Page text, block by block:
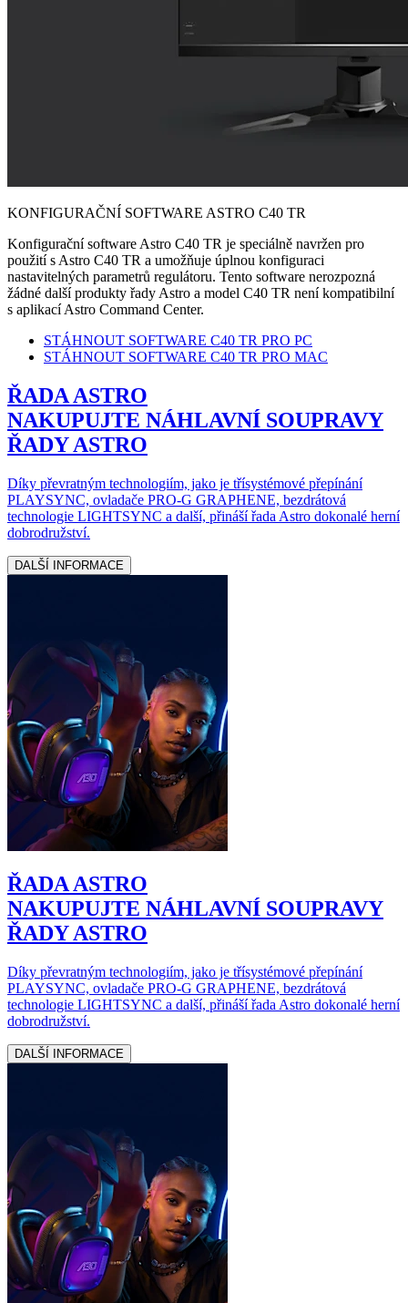
KONFIGURAČNÍ SOFTWARE ASTRO C40 TR
Konfigurační software Astro C40 TR je speciálně navržen pro
použití s Astro C40 TR a umožňuje úplnou konfiguraci
nastavitelných parametrů regulátoru. Tento software nerozpozná
žádné další produkty řady Astro a model C40 TR není kompatibilní
s aplikací Astro Command Center.
STÁHNOUT SOFTWARE C40 TR PRO PC
STÁHNOUT SOFTWARE C40 TR PRO MAC
ŘADA ASTRO
NAKUPUJTE NÁHLAVNÍ SOUPRAVY
ŘADY ASTRO
Díky převratným technologiím, jako je třísystémové přepínání
PLAYSYNC, ovladače PRO-G GRAPHENE, bezdrátová
technologie LIGHTSYNC a další, přináší řada Astro dokonalé herní
dobrodružství.
DALŠÍ INFORMACE
ŘADA ASTRO
NAKUPUJTE NÁHLAVNÍ SOUPRAVY
ŘADY ASTRO
Díky převratným technologiím, jako je třísystémové přepínání
PLAYSYNC, ovladače PRO-G GRAPHENE, bezdrátová
technologie LIGHTSYNC a další, přináší řada Astro dokonalé herní
dobrodružství.
DALŠÍ INFORMACE